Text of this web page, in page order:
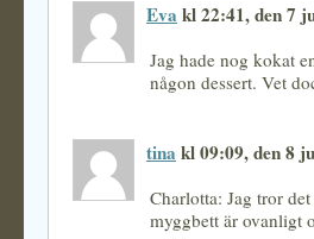
Eva kl 22:41, den 7
Jag hade nog kokat
någon dessert. Vet
tina kl 09:09, den 8
Charlotta: Jag tror
myggbett är ovanligt